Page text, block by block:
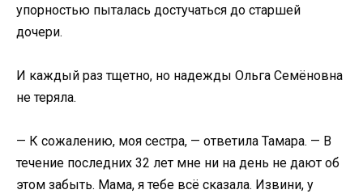
упорностью пыталась достучаться до старшей
дочери.
И каждый раз тщетно, но надежды Ольга Семёновна
не теряла.
— К сожалению, моя сестра, — ответила Тамара. — В
течение последних 32 лет мне ни на день не дают об
этом забыть. Мама, я тебе всё сказала. Извини, у